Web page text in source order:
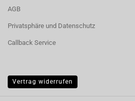
AGB
Privatsphäre und Datenschutz
Callback Service
Vertrag widerrufen